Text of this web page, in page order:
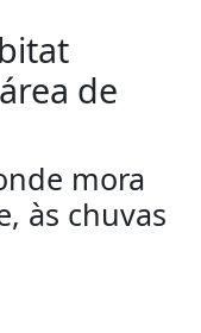
de
mora
às chuvas